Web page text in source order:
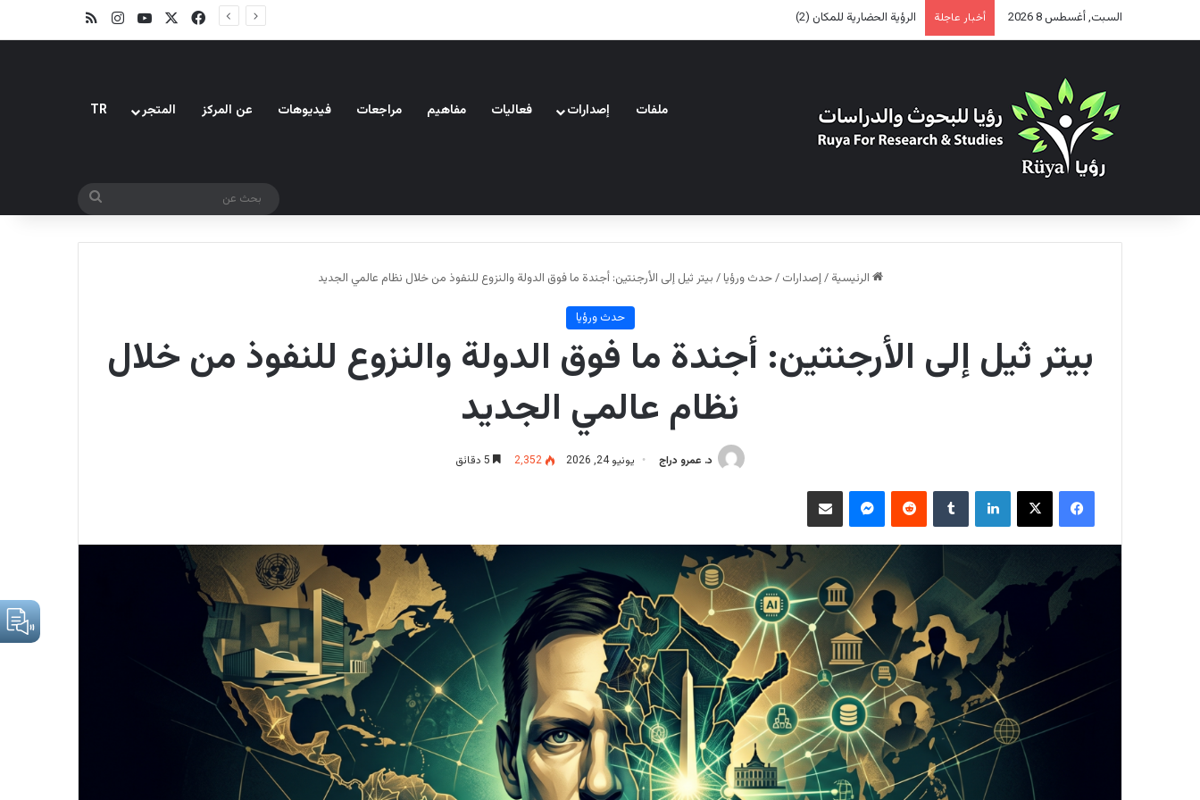
السبت, أغسطس 8 2026 أخبار عاجلة هل يمر التحالف الأمريكي الإسرائيلي بحالة توتر؟! فيسبوك ‫YouTube
انستقرامملخص الموقع RSS
ملفات إصدارات فعاليات مفاهيم مراجعات فيديوهات عن المركز المتجر TR
بحث
الرئيسية /إصدارات /حدث ورؤيا / بيتر ثيل إلى الأرجنتين: أجندة ما فوق الدولة والنزوع للنفوذ من خلال نظام عالمي الجديد
حدث ورؤيا
بيتر ثيل إلى الأرجنتين: أجندة ما فوق الدولة والنزوع للنفوذ من خلال
نظام عالمي الجديد
د. عمرو دراج يونيو 24, 2026 2٬352
فيسبوك‫X لينكدإن ماسنجر مشاركة عبر البريد